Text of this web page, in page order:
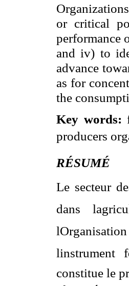
or critical
performance
and iv) to
advance
as for
the
Key words:
producers
RÉSUMÉ
Le secteur
dans
constitue le